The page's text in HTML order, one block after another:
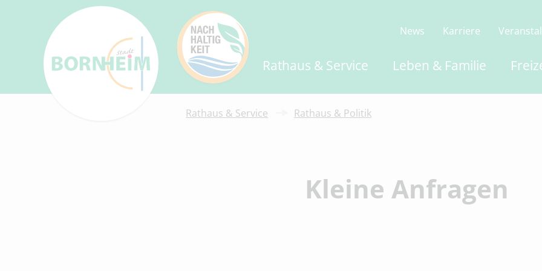
Rathaus & Service Leben & Familie
News Karriere
Rathaus & Service Rathaus & Politik
Kleine Anfragen